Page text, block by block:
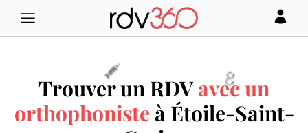
Trouver un RDVavec un
orthophoniste à Étoile-Saint-